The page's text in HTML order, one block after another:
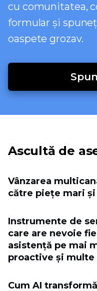
cu comunitatea,
formular și
oaspete grozav.
Ascultă de
Vânzarea
către piețe mari și
Instrumente de
care are nevoie
asistență pe mai
proactive și multe
Cum AI